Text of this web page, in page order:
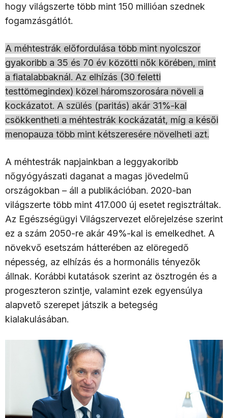
hogy világszerte több mint 150 millióan szednek
fogamzásgátlót.
A méhtestrák előfordulása több mint nyolcszor
gyakoribb a 35 és 70 év közötti nők körében, mint
a fiatalabbaknál. Az elhízás (30 feletti
testtömegindex) közel háromszorosára növeli a
kockázatot. A szülés (paritás) akár 31%-kal
csökkentheti a méhtestrák kockázatát, míg a késői
menopauza több mint kétszeresére növelheti azt.
A méhtestrák napjainkban a leggyakoribb
nőgyógyászati daganat a magas jövedelmű
országokban – áll a publikációban. 2020-ban
világszerte több mint 417.000 új esetet regisztráltak.
Az Egészségügyi Világszervezet előrejelzése szerint
ez a szám 2050-re akár 49%-kal is emelkedhet. A
növekvő esetszám hátterében az elöregedő
népesség, az elhízás és a hormonális tényezők
állnak. Korábbi kutatások szerint az ösztrogén és a
progeszteron szintje, valamint ezek egyensúlya
alapvető szerepet játszik a betegség
kialakulásában.